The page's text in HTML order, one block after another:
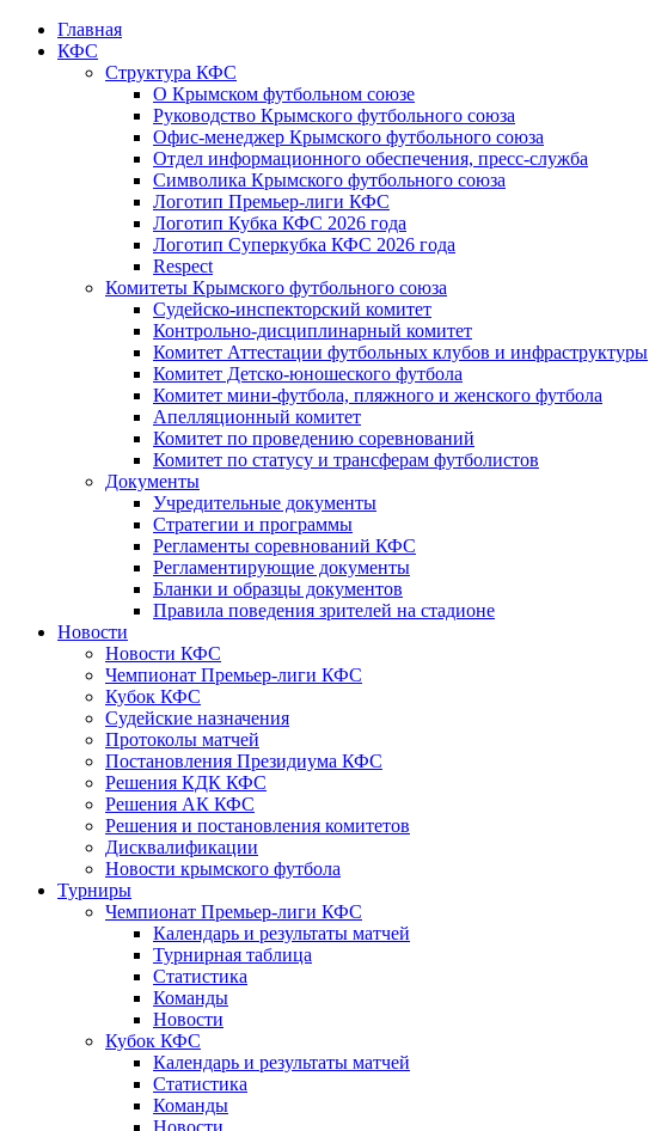
Главная
КФС
Структура КФС
О Крымском футбольном союзе
Руководство Крымского футбольного союза
Офис-менеджер Крымского футбольного союза
Отдел информационного обеспечения, пресс-служба
Символика Крымского футбольного союза
Логотип Премьер-лиги КФС
Логотип Кубка КФС 2026 года
Логотип Суперкубка КФС 2026 года
Respect
Комитеты Крымского футбольного союза
Судейско-инспекторский комитет
Контрольно-дисциплинарный комитет
Комитет Аттестации футбольных клубов и инфраструктуры
Комитет Детско-юношеского футбола
Комитет мини-футбола, пляжного и женского футбола
Апелляционный комитет
Комитет по проведению соревнований
Комитет по статусу и трансферам футболистов
Документы
Учредительные документы
Стратегии и программы
Регламенты соревнований КФС
Регламентирующие документы
Бланки и образцы документов
Правила поведения зрителей на стадионе
Новости
Новости КФС
Чемпионат Премьер-лиги КФС
Кубок КФС
Судейские назначения
Протоколы матчей
Постановления Президиума КФС
Решения КДК КФС
Решения АК КФС
Решения и постановления комитетов
Дисквалификации
Новости крымского футбола
Турниры
Чемпионат Премьер-лиги КФС
Календарь и результаты матчей
Турнирная таблица
Статистика
Команды
Новости
Кубок КФС
Календарь и результаты матчей
Статистика
Команды
Новости